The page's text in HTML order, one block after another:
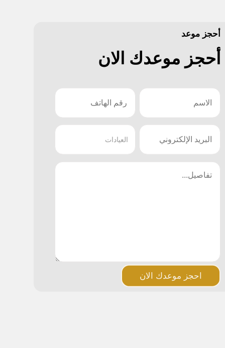
أحجز موعد
أحجز موعدك الان
احجز موعدك الان